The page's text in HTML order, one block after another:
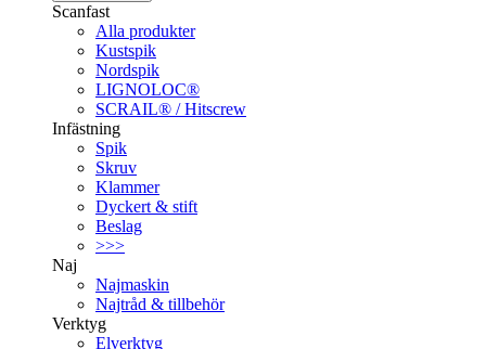
Scanfast
Alla produkter
Kustspik
Nordspik
LIGNOLOC®
SCRAIL® / Hitscrew
Infästning
Spik
Skruv
Klammer
Dyckert & stift
Beslag
>>>
Naj
Najmaskin
Najtråd & tillbehör
Verktyg
Elverktyg